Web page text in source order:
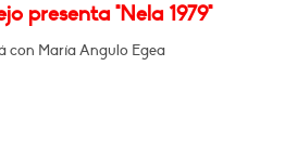
presenta "Nela 1979"
con María Angulo Egea